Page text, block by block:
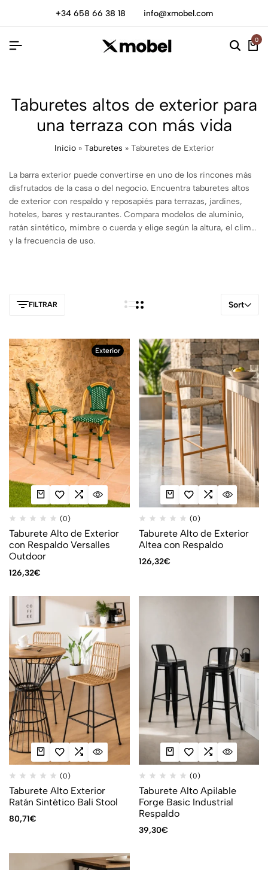
+34 658 66 38 18 info@xmobel.com
0
Taburetes altos de exterior para
una terraza con más vida
Inicio» Taburetes » Taburetes de Exterior
La barra exterior puede convertirse en uno de los rincones más
disfrutados de la casa o del negocio. Encuentra taburetes altos
de exterior con respaldo y reposapiés para terrazas, jardines,
hoteles, bares y restaurantes. Compara modelos de aluminio,
ratán sintético, mimbre o cuerda y elige según la altura, el clima
y la frecuencia de uso.
FILTRAR Sort
Exterior
(0)
Taburete Alto de Exterior
con Respaldo Versalles
Outdoor
126,32€
(0)
Taburete Alto de Exterior
Altea con Respaldo
126,32€
(0)
Taburete Alto Exterior
Ratán Sintético Bali Stool
80,71€
(0)
Taburete Alto Apilable
Forge Basic Industrial
Respaldo
39,30€